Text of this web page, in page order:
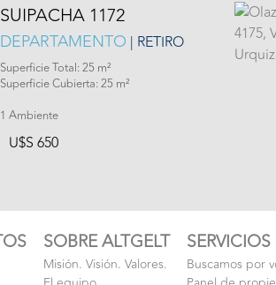
SUIPACHA 1172
DEPARTAMENTO | RETIRO
Superficie Total: 25 m²
Superficie Cubierta: 25 m²
1 Ambiente
U$S 650
SOBRE ALTGELT
Misión. Visión. Valores.
SERVICIOS
Buscamos por